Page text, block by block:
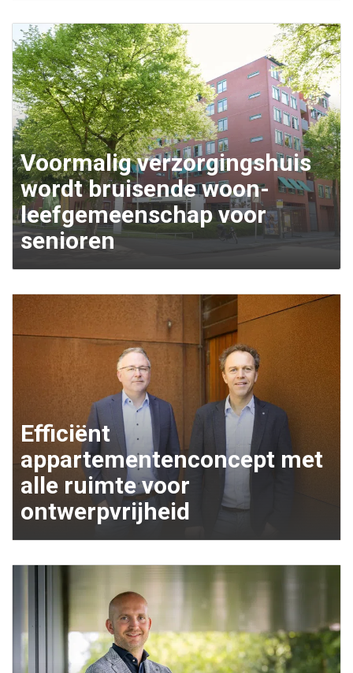
Voormalig verzorgingshuis
wordt bruisende woon-
leefgemeenschap voor
senioren
Efficiënt
appartementenconcept met
alle ruimte voor
ontwerpvrijheid